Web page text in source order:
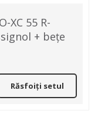
XC 55 R-
+ bețe
Răsfoiți setul